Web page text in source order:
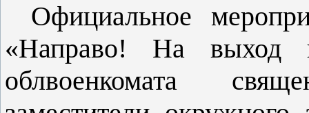
Официальное
«Направо! На выход
облвоенкомата